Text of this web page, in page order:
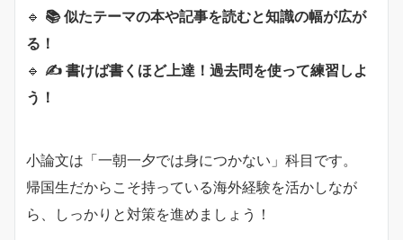
🔹 📚 似たテーマの本や記事を読むと知識の幅が広が
る！
🔹 ✍ 書けば書くほど上達！過去問を使って練習しよ
う！
小論文は「一朝一夕では身につかない」科目です。
帰国生だからこそ持っている海外経験を活かしなが
ら、しっかりと対策を進めましょう！